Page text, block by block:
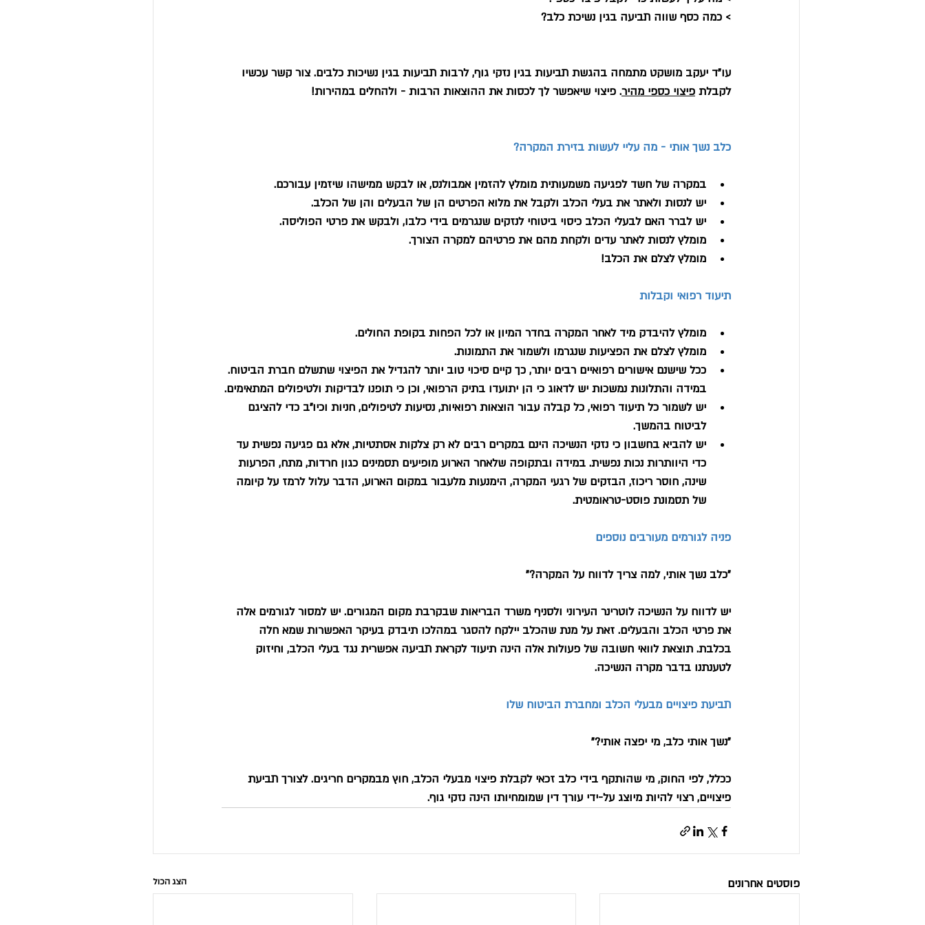
> כמה כסף שווה תביעה בגין נשיכת כלב?
עו"ד יעקב מושקט מתמחה בהגשת תביעות בגין נזקי גוף, לרבות תביעות בגין נשיכות כלבים. צור קשר עכשיו
לקבלת פיצוי כספי מהיר. פיצוי שיאפשר לך לכסות את ההוצאות הרבות - ולהחלים במהירות!
כלב נשך אותי - מה עליי לעשות בזירת המקרה?
במקרה של חשד לפגיעה משמעותית מומלץ להזמין אמבולנס, או לבקש ממישהו שיזמין עבורכם.
יש לנסות ולאתר את בעלי הכלב ולקבל את מלוא הפרטים הן של הבעלים והן של הכלב.
יש לברר האם לבעלי הכלב כיסוי ביטוחי לנזקים שנגרמים בידי כלבו, ולבקש את פרטי הפוליסה.
מומלץ לנסות לאתר עדים ולקחת מהם את פרטיהם למקרה הצורך.
מומלץ לצלם את הכלב!
תיעוד רפואי וקבלות
מומלץ להיבדק מיד לאחר המקרה בחדר המיון או לכל הפחות בקופת החולים.
מומלץ לצלם את הפציעות שנגרמו ולשמור את התמונות.
ככל שישנם אישורים רפואיים רבים יותר, כך קיים סיכוי טוב יותר להגדיל את הפיצוי שתשלם חברת הביטוח.
במידה והתלונות נמשכות יש לדאוג כי הן יתועדו בתיק הרפואי, וכן כי תופנו לבדיקות ולטיפולים המתאימים.
יש לשמור כל תיעוד רפואי, כל קבלה עבור הוצאות רפואיות, נסיעות לטיפולים, חניות וכיו"ב כדי להציגם
לביטוח בהמשך.
יש להביא בחשבון כי נזקי הנשיכה הינם במקרים רבים לא רק צלקות אסתטיות, אלא גם פגיעה נפשית עד
כדי היוותרות נכות נפשית. במידה ובתקופה שלאחר הארוע מופיעים תסמינים כגון חרדות, מתח, הפרעות
שינה, חוסר ריכוז, הבזקים של רגעי המקרה, הימנעות מלעבור במקום הארוע, הדבר עלול לרמז על קיומה
של תסמונת פוסט-טראומטית.
פניה לגורמים מעורבים נוספים
"כלב נשך אותי, למה צריך לדווח על המקרה?"
יש לדווח על הנשיכה לוטרינר העירוני ולסניף משרד הבריאות שבקרבת מקום המגורים. יש למסור לגורמים אלה
את פרטי הכלב והבעלים. זאת על מנת שהכלב יילקח להסגר במהלכו תיבדק בעיקר האפשרות שמא חלה
בכלבת. תוצאת לוואי חשובה של פעולות אלה הינה תיעוד לקראת תביעה אפשרית נגד בעלי הכלב, וחיזוק
לטענתנו בדבר מקרה הנשיכה.
תביעת פיצויים מבעלי הכלב ומחברת הביטוח שלו
"נשך אותי כלב, מי יפצה אותי?"
ככלל, לפי החוק, מי שהותקף בידי כלב זכאי לקבלת פיצוי מבעלי הכלב, חוץ מבמקרים חריגים. לצורך תביעת
פיצויים, רצוי להיות מיוצג על-ידי עורך דין שמומחיותו הינה נזקי גוף.
פוסטים אחרונים הצג הכול